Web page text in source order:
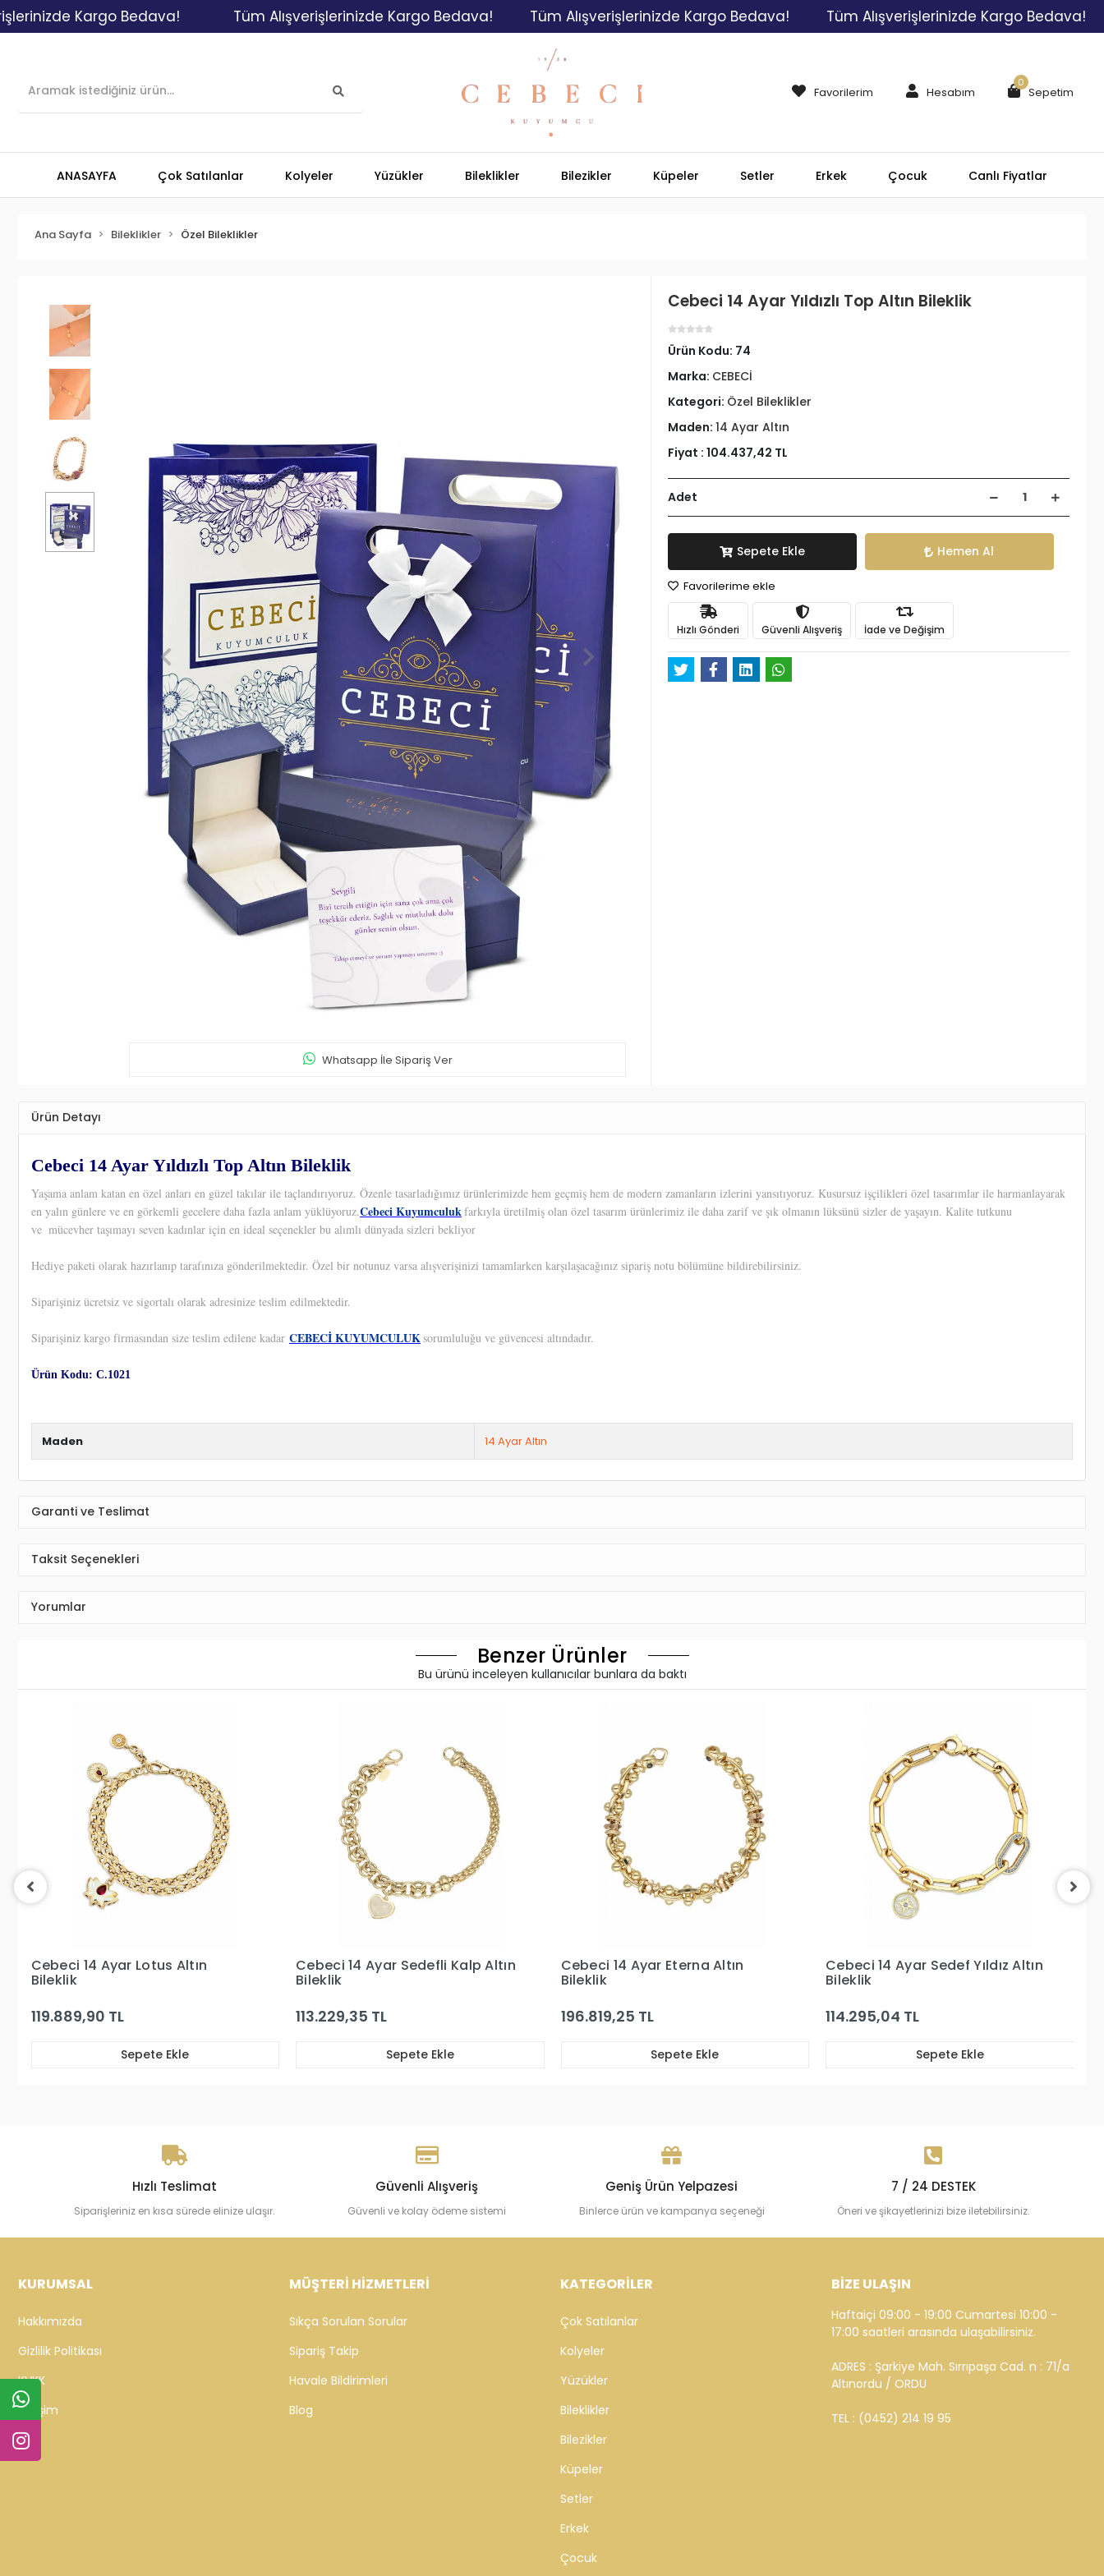
Kargo Bedava! Tüm Alışverişlerinizde Kargo Bedava! Tüm Alışverişlerinizde Kargo Bedava! Tüm Alışverişlerinizde Kargo Bedava!
Favorilerim Hesabım Sepetim
0
ANASAYFA Çok Satılanlar Kolyeler Yüzükler Bileklikler Bilezikler Küpeler Setler Erkek Çocuk Canlı Fiyatlar
Ana Sayfa Bileklikler Özel Bileklikler
Whatsapp İle Sipariş Ver
Cebeci 14 Ayar Yıldızlı Top Altın Bileklik
Ürün Kodu: 74
Marka: CEBECİ
Kategori: Özel Bileklikler
Maden: 14 Ayar Altın
Fiyat : 104.437,42 TL
Adet
Sepete Ekle Hemen Al
Favorilerime ekle
Hızlı Gönderi Güvenli Alışveriş İade ve Değişim
Ürün Detayı
Cebeci 14 Ayar Yıldızlı Top Altın Bileklik
Yaşama anlam katan en özel anları en güzel takılar ile taçlandırıyoruz. Özenle tasarladığımız ürünlerimizde hem geçmiş hem de modern zamanların izlerini yansıtıyoruz. Kusursuz işçilikleri özel tasarımlar ile harmanlayarak
en yalın günlere ve en görkemli gecelere daha fazla anlam yüklüyoruz.Cebeci Kuyumculukfarkıyla üretilmiş olan özel tasarım ürünlerimiz ile daha zarif ve şık olmanın lüksünü sizler de yaşayın. Kalite tutkunu
ve mücevher taşımayı seven kadınlar için en ideal seçenekler bu alımlı dünyada sizleri bekliyor
Hediye paketi olarak hazırlanıp tarafınıza gönderilmektedir. Özel bir notunuz varsa alışverişinizi tamamlarken karşılaşacağınız sipariş notu bölümüne bildirebilirsiniz.
Siparişiniz ücretsiz ve sigortalı olarak adresinize teslim edilmektedir.
Siparişiniz kargo firmasından size teslim edilene kadar CEBECİ KUYUMCULUKsorumluluğu ve güvencesi altındadır.
Ürün Kodu: C.1021
Maden 14 Ayar Altın
Garanti ve Teslimat
Taksit Seçenekleri
Yorumlar
Benzer Ürünler
Bu ürünü inceleyen kullanıcılar bunlara da baktı
Cebeci 14 Ayar Sedefli Kalp Altın
Bileklik
113.229,35 TL
Sepete Ekle
Cebeci 14 Ayar Eterna Altın
Bileklik
196.819,25 TL
Sepete Ekle
Cebeci 14 Ayar Sedef Yıldız Altın
Bileklik
114.295,04 TL
Sepete Ekle
Cebeci 14 Ayar Altın Bileklik
197.551,91 TL
Sepete Ekle
Hızlı Teslimat
Siparişleriniz en kısa sürede elinize ulaşır.
Güvenli Alışveriş
Güvenli ve kolay ödeme sistemi
Geniş Ürün Yelpazesi
Binlerce ürün ve kampanya seçeneği
7 / 24 DESTEK
Öneri ve şikayetlerinizi bize iletebilirsiniz.
KURUMSAL
Hakkımızda
Gizlilik Politikası
KVKK
İletişim
MÜŞTERİ HİZMETLERİ
Sıkça Sorulan Sorular
Sipariş Takip
Havale Bildirimleri
Blog
KATEGORİLER
Çok Satılanlar
Kolyeler
Yüzükler
Bileklikler
Bilezikler
Küpeler
Setler
Erkek
Çocuk
BİZE ULAŞIN
Haftaiçi 09:00 - 19:00 Cumartesi 10:00 -
17:00 saatleri arasında ulaşabilirsiniz.
ADRES : Şarkiye Mah. Sırrıpaşa Cad. n : 71/a
Altınordu / ORDU
TEL : (0452) 214 19 95